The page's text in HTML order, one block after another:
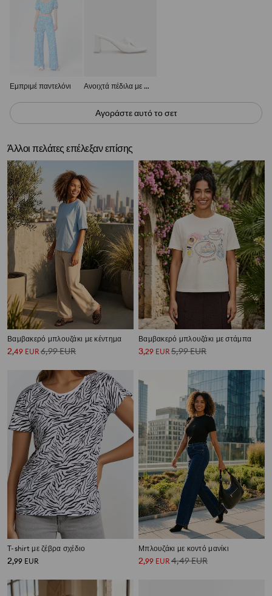
Εμπριμέ παντελόνι Ανοιχτά πέδιλα με τακούνι
Αγοράστε αυτό το σετ
Άλλοι πελάτες επέλεξαν επίσης
Βαμβακερό μπλουζάκι με κέντημα
2,49 EUR6,99EUR
Βαμβακερό μπλουζάκι με στάμπα
3,29 EUR5,99EUR
T-shirt με ζέβρα σχέδιο
2,99 EUR
Μπλουζάκι με κοντό μανίκι
2,99 EUR 4,49EUR